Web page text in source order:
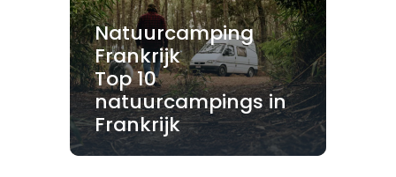
Natuurcamping
Frankrijk
Top 10
natuurcampings in
Frankrijk